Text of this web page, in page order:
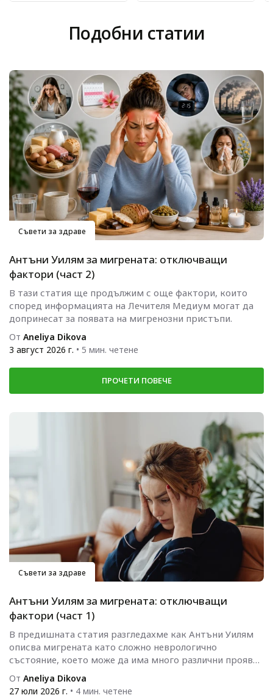
Подобни статии
Съвети за здраве
Антъни Уилям за мигрената: отключващи
фактори (част 2)
В тази статия ще продължим с още фактори, които
според информацията на Лечителя Медиум могат да
допринесат за появата на мигренозни пристъпи.
От Aneliya Dikova
3 август 2026 г. • 5 мин. четене
ПРОЧЕТИ ПОВЕЧЕ
Съвети за здраве
Антъни Уилям за мигрената: отключващи
фактори (част 1)
В предишната статия разгледахме как Антъни Уилям
описва мигрената като сложно неврологично
състояние, което може да има много различни прояви.
Следващият логичен въпрос е какво...
От Aneliya Dikova
27 юли 2026 г. • 4 мин. четене